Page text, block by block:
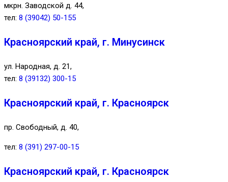
мкрн. Заводской д. 44,
тел: 8 (39042) 50-155
Красноярский край, г. Минусинск
ул. Народная, д. 21,
тел: 8 (39132) 300-15
Красноярский край, г. Красноярск
пр. Свободный, д. 40,
тел: 8 (391) 297-00-15
Красноярский край, г. Красноярск